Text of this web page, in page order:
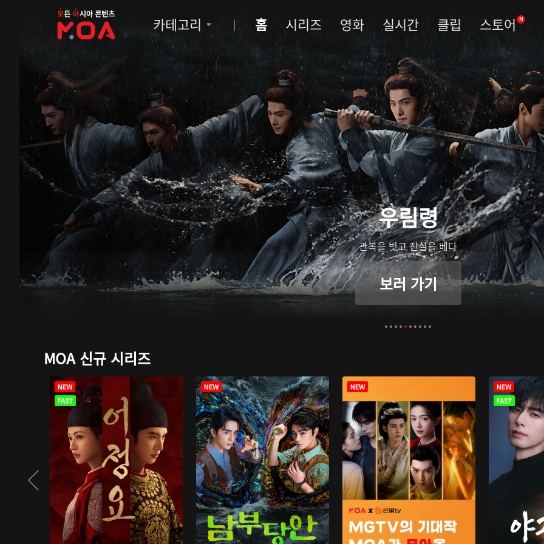
MOA
카테고리 홈 시리즈 영화 실시간 클립 스토어 N
우림령
관복을 벗고 진실을 베다
보러 가기
MOA 신규 시리즈